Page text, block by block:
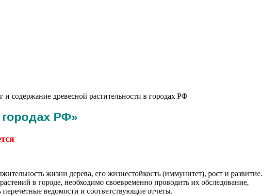
содержание древесной растительности в городах РФ
РФ»
жизни дерева, его жизнестойкость (иммунитет), рост и развитие.
в городе, необходимо своевременно проводить их обследование,
ведомости и соответствующие отчеты.